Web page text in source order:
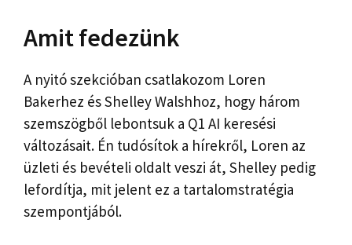
Amit fedezünk
A nyitó szekcióban csatlakozom Loren
Bakerhez és Shelley Walshhoz, hogy három
szemszögből lebontsuk a Q1 AI keresési
változásait. Én tudósítok a hírekről, Loren az
üzleti és bevételi oldalt veszi át, Shelley pedig
lefordítja, mit jelent ez a tartalomstratégia
szempontjából.